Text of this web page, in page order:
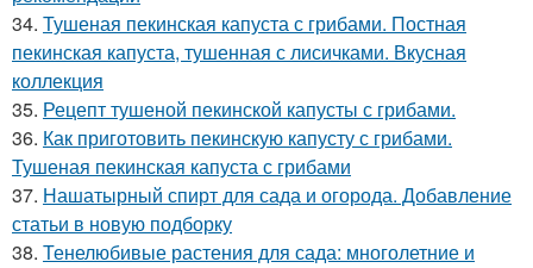
34. Тушеная пекинская капуста с грибами. Постная
пекинская капуста, тушенная с лисичками. Вкусная
коллекция
35. Рецепт тушеной пекинской капусты с грибами.
36. Как приготовить пекинскую капусту с грибами.
Тушеная пекинская капуста с грибами
37. Нашатырный спирт для сада и огорода. Добавление
статьи в новую подборку
38. Тенелюбивые растения для сада: многолетние и